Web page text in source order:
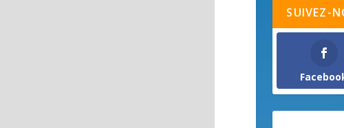
SUIVEZ-